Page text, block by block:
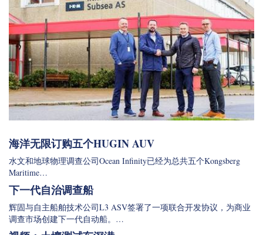
海洋无限订购五个HUGIN AUV
水文和地球物理调查公司Ocean Infinity已经为总共五个Kongsberg
Maritime…
下一代自治调查船
辉固与自主船舶技术公司L3 ASV签署了一项联合开发协议，为商业
调查市场创建下一代自动船。…